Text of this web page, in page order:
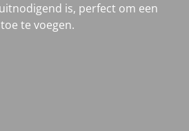
is, perfect om een
te voegen.